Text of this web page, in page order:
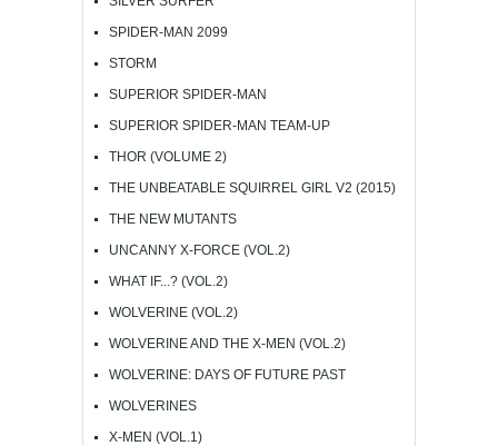
SPIDER-MAN 2099
STORM
SUPERIOR SPIDER-MAN
SUPERIOR SPIDER-MAN TEAM-UP
THOR (VOLUME 2)
THE UNBEATABLE SQUIRREL GIRL V2 (2015)
THE NEW MUTANTS
UNCANNY X-FORCE (VOL.2)
WHAT IF...? (VOL.2)
WOLVERINE (VOL.2)
WOLVERINE AND THE X-MEN (VOL.2)
WOLVERINE: DAYS OF FUTURE PAST
WOLVERINES
X-MEN (VOL.1)